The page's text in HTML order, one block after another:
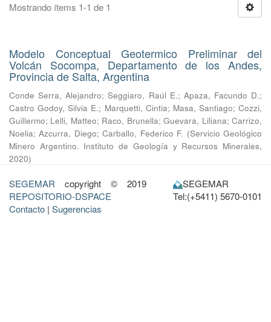
Mostrando ítems 1-1 de 1
Modelo Conceptual Geotermico Preliminar del
Volcán Socompa, Departamento de los Andes,
Provincia de Salta, Argentina
Conde Serra, Alejandro;Seggiaro, Raúl E.; Apaza, Facundo D.;
Castro Godoy, Silvia E.; Marquetti, Cintia; Masa, Santiago; Cozzi,
Guillermo; Lelli, Matteo; Raco, Brunella;Guevara, Liliana;Carrizo,
Noelia;Azcurra, Diego;Carballo, Federico F. (Servicio Geológico
Minero Argentino. Instituto de Geología y Recursos Minerales,
2020)
SEGEMAR copyright © 2019
REPOSITORIO-DSPACE
Contacto | Sugerencias
SEGEMAR
Tel:(+5411) 5670-0101